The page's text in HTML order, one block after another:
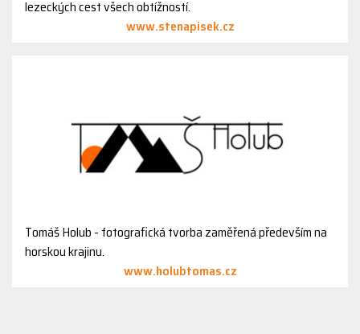
lezeckých cest všech obtížností.
www.stenapisek.cz
Tomáš Holub - fotografická tvorba zaměřená především na
horskou krajinu.
www.holubtomas.cz